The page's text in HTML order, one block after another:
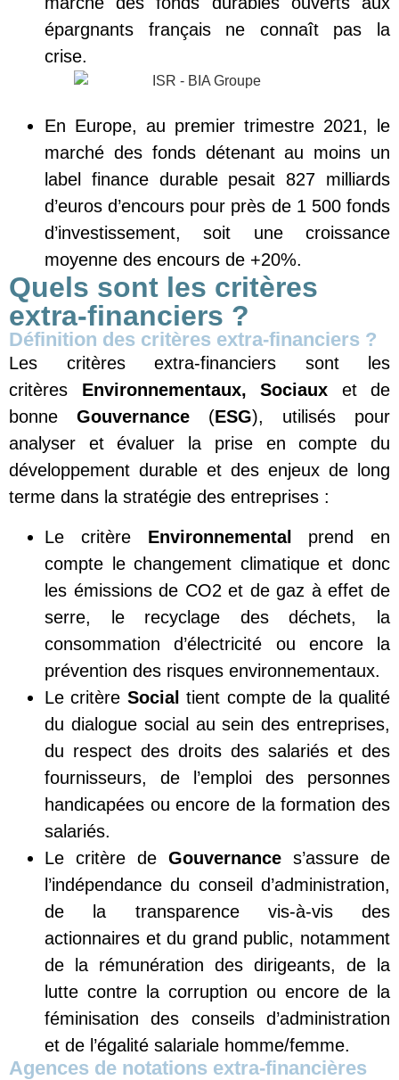
épargnants français ne connaît pas la
crise.
En Europe, au premier trimestre 2021, le
marché des fonds détenant au moins un
label finance durable pesait 827 milliards
d’euros d’encours pour près de 1 500 fonds
d’investissement, soit une croissance
moyenne des encours de +20%.
Quels sont les critères
extra-financiers ?
Définition des critères extra-financiers ?
Les critères extra-financiers sont les
critères Environnementaux, Sociaux et de
bonne Gouvernance (ESG), utilisés pour
analyser et évaluer la prise en compte du
développement durable et des enjeux de long
terme dans la stratégie des entreprises :
Le critère Environnemental prend en
compte le changement climatique et donc
les émissions de CO2 et de gaz à effet de
serre, le recyclage des déchets, la
consommation d’électricité ou encore la
prévention des risques environnementaux.
Le critère Socialtient compte de la qualité
du dialogue social au sein des entreprises,
du respect des droits des salariés et des
fournisseurs, de l’emploi des personnes
handicapées ou encore de la formation des
salariés.
Le critère de Gouvernance s’assure de
l’indépendance du conseil d’administration,
de la transparence vis-à-vis des
actionnaires et du grand public, notamment
de la rémunération des dirigeants, de la
lutte contre la corruption ou encore de la
féminisation des conseils d’administration
et de l’égalité salariale homme/femme.
Agences de notations extra-financières